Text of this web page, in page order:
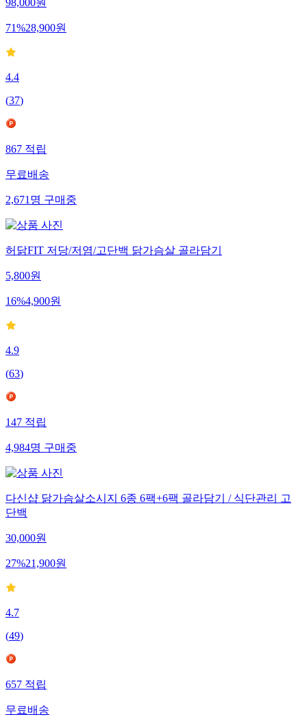
98,000원
71%28,900원
4.4
(37)
867적립
무료배송
2,671명구매중
허닭FIT 저당/저염/고단백 닭가슴살 골라담기
5,800원
16%4,900원
4.9
(63)
147적립
4,984명구매중
다신샵 닭가슴살소시지 6종 6팩+6팩 골라담기 / 식단관리 고
단백
30,000원
27%21,900원
4.7
(49)
657적립
무료배송